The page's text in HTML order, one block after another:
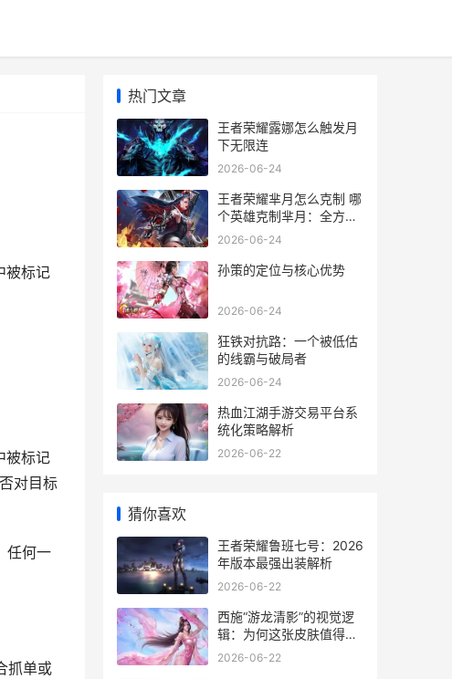
被标记
被标记
对目标
任何一
抓单或
热门文章
王者荣耀露娜怎么触发月
下无限连
2026-06-24
王者荣耀芈月怎么克制 哪
个英雄克制芈月：全方位
指南
2026-06-24
孙策的定位与核心优势
2026-06-24
狂铁对抗路：一个被低估
的线霸与破局者
2026-06-24
热血江湖手游交易平台系
统化策略解析
2026-06-22
猜你喜欢
王者荣耀鲁班七号：2026
年版本最强出装解析
2026-06-22
西施“游龙清影”的视觉逻
辑：为何这张皮肤值得高
清壁纸
2026-06-22